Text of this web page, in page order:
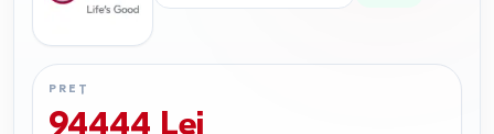
PREȚ
94444 Lei